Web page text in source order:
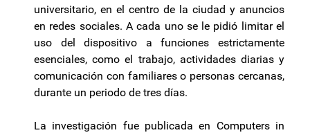
universitario, en el centro de la ciudad y anuncios
en redes sociales. A cada uno se le pidió limitar el
uso del dispositivo a funciones estrictamente
esenciales, como el trabajo, actividades diarias y
comunicación con familiares o personas cercanas,
durante un periodo de tres días.
La investigación fue publicada en Computers in